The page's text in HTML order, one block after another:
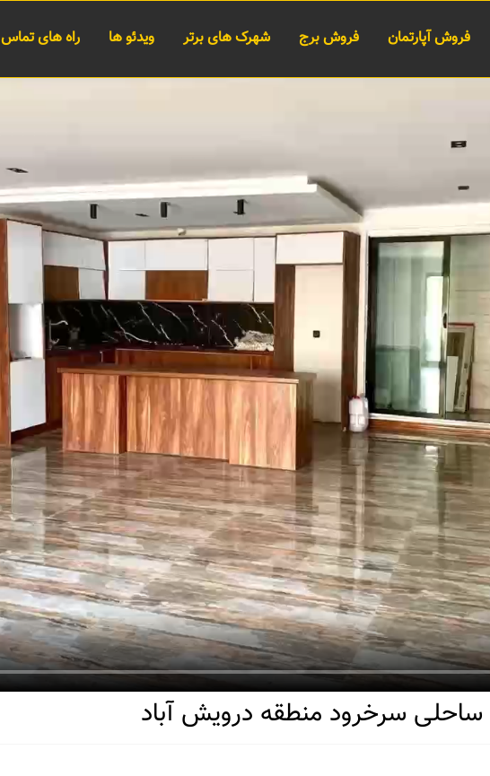
فروش آپارتمان فروش برج شهرک های برتر ویدئو ها راه های تماس